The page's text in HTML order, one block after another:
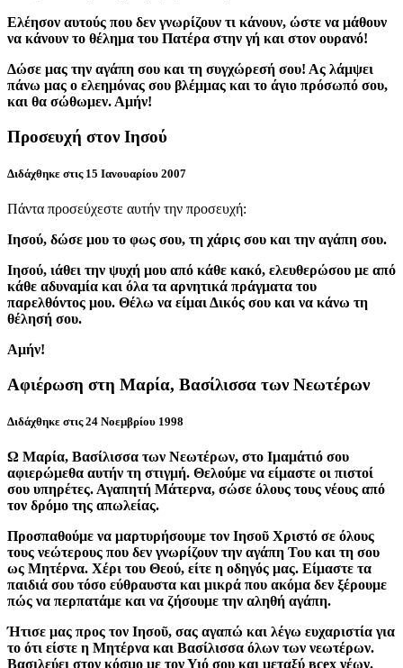
Ελέησον αυτούς που δεν γνωρίζουν τι κάνουν, ώστε να μάθουν
να κάνουν το θέλημα του Πατέρα στην γή και στον ουρανό!
Δώσε μας την αγάπη σου και τη συγχώρεσή σου! Ας λάμψει
πάνω μας ο ελεημόνας σου βλέμμας και το άγιο πρόσωπό σου,
και θα σώθωμεν. Αμήν!
Προσευχή στον Ιησού
Διδάχθηκε στις 15 Ιανουαρίου 2007
Πάντα προσεύχεστε αυτήν την προσευχή:
Ιησού, δώσε μου το φως σου, τη χάρις σου και την αγάπη σου.
Ιησού, ιάθει την ψυχή μου από κάθε κακό, ελευθερώσου με από
κάθε αδυναμία και όλα τα αρνητικά πράγματα του
παρελθόντος μου. Θέλω να είμαι Δικός σου και να κάνω τη
θέλησή σου.
Αμήν!
Αφιέρωση στη Μαρία, Βασίλισσα των Νεωτέρων
Διδάχθηκε στις 24 Νοεμβρίου 1998
Ω Μαρία, Βασίλισσα των Νεωτέρων, στο Ιμαμάτιό σου
αφιερώμεθα αυτήν τη στιγμή. Θελούμε να είμαστε οι πιστοί
σου υπηρέτες. Αγαπητή Μάτερνα, σώσε όλους τους νέους από
τον δρόμο της απωλείας.
Προσπαθούμε να μαρτυρήσουμε τον Ιησοῦ Χριστό σε όλους
τους νεώτερους που δεν γνωρίζουν την αγάπη Του και τη σου
ως Μητέρνα. Χέρι του Θεού, είτε η οδηγός μας. Είμαστε τα
παιδιά σου τόσο εύθραυστα και μικρά που ακόμα δεν ξέρουμε
πώς να περπατάμε και να ζήσουμε την αληθή αγάπη.
Ήτισε μας προς τον Ιησοῦ, σας αγαπώ και λέγω ευχαριστία για
το ότι είστε η Μητέρνα και Βασίλισσα όλων των νεωτέρων.
Βασιλεύει στον κόσμο με τον Υιό σου και μεταξύ всех νέων.